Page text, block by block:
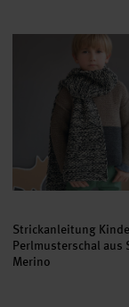
Strickanleitung
Strickanleitung
Perlmusterschal aus
Merino